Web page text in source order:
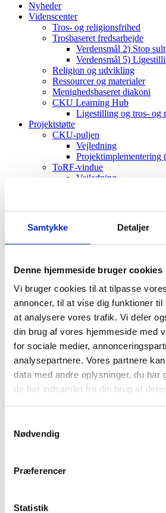
Samtykke Detaljer
Denne hjemmeside bruger cookies
Vi bruger cookies til at tilpasse
annoncer, til at vise dig funktioner
at analysere vores trafik. Vi deler
din brug af vores hjemmeside med
for sociale medier,
analysepartnere. Vores partnere
data med andre oplysninger, du har
de har indsamlet fra din brug af
Nødvendig
Præferencer
Statistik
Nyheder
Videnscenter
Tros- og religionsfrihed
Trosbaseret fredsarbejde
Verdensmål 2) Stop sult
Verdensmål 5)
Religion og udvikling
Ressourcer og materialer
Menighedsbaseret diakoni
CKU Learning Hub
Ligestilling og tros- og
Projektstøtte
CKU-puljen
Vejledning
Projektimplementering
ToRF-vindue
Vejledning
Faglig rådgiving
Om os
Værdier og vision
Forandringsteori
Udviklingssyn
Hvordan arbejder vi?
Folkelig forankring
Organisation
Bestyrelse og
Økonomi
Medlemmer og partnere
Sekretariatet
Se flere kontaktoplysninger
Kurser
Nyhedsbrev
Organisational
focus on monitoring.
Bevillingshaver